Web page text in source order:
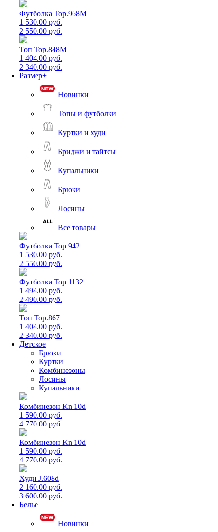
Футболка Top.968M
1 530.00 руб.
2 550.00 руб.
Топ Top.848M
1 404.00 руб.
2 340.00 руб.
Размер+
Новинки
Топы и футболки
Куртки и худи
Бриджи и тайтсы
Купальники
Брюки
Лосины
Все товары
Футболка Top.942
1 530.00 руб.
2 550.00 руб.
Футболка Top.1132
1 494.00 руб.
2 490.00 руб.
Топ Top.867
1 404.00 руб.
2 340.00 руб.
Детское
Брюки
Куртки
Комбинезоны
Лосины
Купальники
Комбинезон Kn.10d
1 590.00 руб.
4 770.00 руб.
Комбинезон Kn.10d
1 590.00 руб.
4 770.00 руб.
Худи J.608d
2 160.00 руб.
3 600.00 руб.
Белье
Новинки